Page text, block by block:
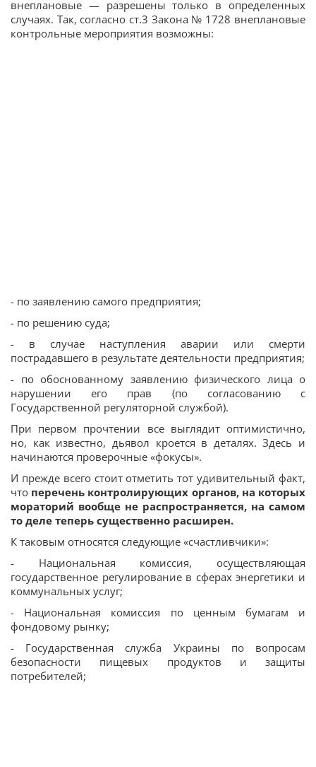
внеплановые — разрешены только в определенных
случаях. Так, согласно ст.3 Закона № 1728 внеплановые
контрольные мероприятия возможны:
- по заявлению самого предприятия;
- по решению суда;
- в случае наступления аварии или смерти
пострадавшего в результате деятельности предприятия;
- по обоснованному заявлению физического лица о
нарушении его прав (по согласованию с
Государственной регуляторной службой).
При первом прочтении все выглядит оптимистично,
но, как известно, дьявол кроется в деталях. Здесь и
начинаются проверочные «фокусы».
И прежде всего стоит отметить тот удивительный факт,
что перечень контролирующих органов, на которых
мораторий вообще не распространяется, на самом
то деле теперь существенно расширен.
К таковым относятся следующие «счастливчики»:
- Национальная комиссия, осуществляющая
государственное регулирование в сферах энергетики и
коммунальных услуг;
- Национальная комиссия по ценным бумагам и
фондовому рынку;
- Государственная служба Украины по вопросам
безопасности пищевых продуктов и защиты
потребителей;